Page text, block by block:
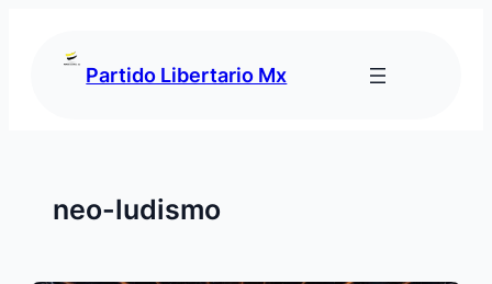
Partido Libertario Mx
neo-ludismo